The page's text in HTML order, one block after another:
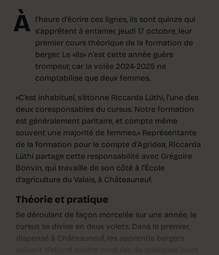
À l’heure d’écrire ces lignes, ils sont quinze qui
s’apprêtent à entamer, jeudi 17 octobre, leur
premier cours théorique de la formation de
berger. Le «ils» n’est cette année guère
trompeur, car la volée 2024-2025 ne
comptabilise que deux femmes.
«C’est inhabituel, s’étonne Riccarda Lüthi, l’une des
deux coresponsables du cursus. Notre formation
est généralement paritaire, et compte même
souvent une majorité de femmes.» Représentante
de la formation pour le compte d’Agridea, Riccarda
Lüthi partage cette responsabilité avec Grégoire
Bonvin, qui travaille de son côté à l’École
d’agriculture du Valais, à Châteauneuf.
Théorie et pratique
Se déroulant de façon morcelée sur une année, le
cursus se divise en deux volets. Dans le premier,
dispensé à Châteauneuf, les apprentis bergers